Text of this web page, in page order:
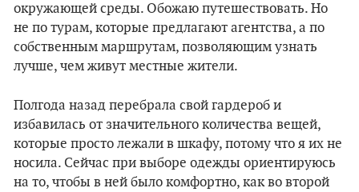
окружающей среды. Обожаю путешествовать. Но
не по турам, которые предлагают агентства, а по
собственным маршрутам, позволяющим узнать
лучше, чем живут местные жители.
Полгода назад перебрала свой гардероб и
избавилась от значительного количества вещей,
которые просто лежали в шкафу, потому что я их не
носила. Сейчас при выборе одежды ориентируюсь
на то, чтобы в ней было комфортно, как во второй